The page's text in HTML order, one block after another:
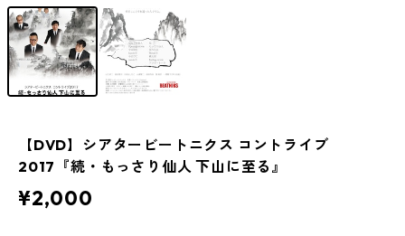
【DVD】シアタービートニクス コントライブ
2017『続・もっさり仙人 下山に至る』
¥2,000